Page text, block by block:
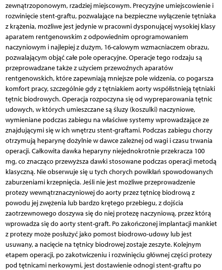
zewnątrzoponowym, rzadziej miejscowym. Precyzyjne umiejscowienie i
rozwinięcie stent-graftu, pozwalające na bezpieczne wyłączenie tętniaka
z krążenia, możliwe jest jedynie w pracowni dysponującej wysokiej klasy
aparatem rentgenowskim z odpowiednim oprogramowaniem
naczyniowym i najlepiej z dużym, 16-calowym wzmacniaczem obrazu,
pozwalającym objąć całe pole operacyjne. Operacje tego rodzaju są
przeprowadzane także z użyciem przewoźnych aparatów
rentgenowskich, które zapewniają mniejsze pole widzenia, co pogarsza
komfort pracy, szczególnie gdy z tętniakiem aorty współistnieją tętniaki
tętnic biodrowych. Operacja rozpoczyna się od wypreparowania tętnic
udowych, w których umieszczane są śluzy (koszulki) naczyniowe,
wymieniane podczas zabiegu na właściwe systemy wprowadzające ze
znajdującymi się w ich wnętrzu stent-graftami. Podczas zabiegu chorzy
otrzymują heparynę dożylnie w dawce zależnej od wagi i czasu trwania
operacji. Całkowita dawka heparyny niejednokrotnie przekracza 100
mg, co znacząco przewyższa dawki stosowane podczas operacji metodą
klasyczną. Nie obserwuje się u tych chorych powikłań spowodowanych
zaburzeniami krzepnięcia. Jeśli nie jest możliwe przeprowadzenie
protezy wewnątrznaczyniowej do aorty przez tętnicę biodrową z
powodu jej zwężenia lub bardzo krętego przebiegu, z dojścia
zaotrzewnowego doszywa się do niej protezę naczyniową, przez którą
wprowadza się do aorty stent-graft. Po zakończonej implantacji mankiet
z protezy może posłużyć jako pomost biodrowo-udowy lub jest
usuwany, a nacięcie na tętnicy biodrowej zostaje zeszyte. Kolejnym
etapem operacji, po zakotwiczeniu i rozwinięciu głównej części protezy
pod tętnicami nerkowymi, jest dostawienie odnogi stent-graftu po